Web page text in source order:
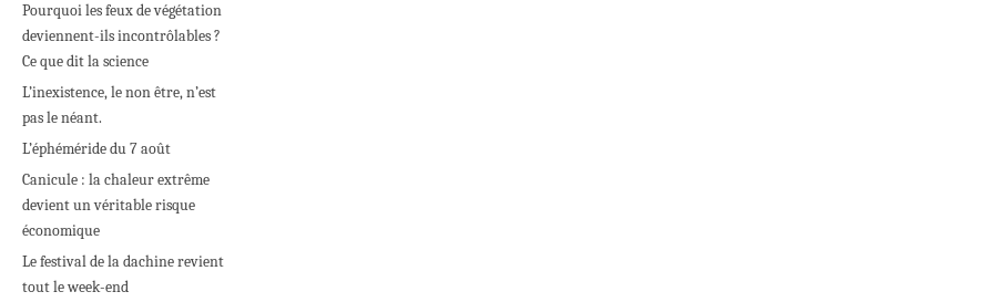
Pourquoi les feux de végétation
deviennent-ils incontrôlables ?
Ce que dit la science
L’inexistence, le non être, n’est
pas le néant.
L’éphéméride du 7 août
Canicule : la chaleur extrême
devient un véritable risque
économique
Le festival de la dachine revient
tout le week-end